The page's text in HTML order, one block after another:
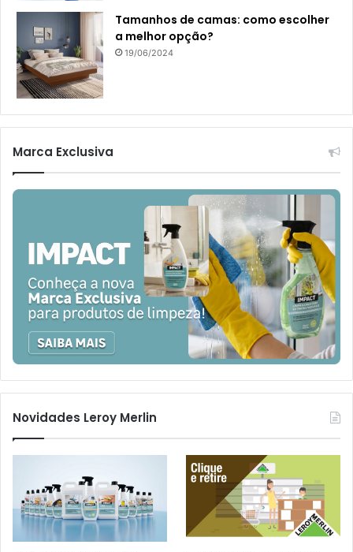
Tamanhos de camas: como escolher
a melhor opção?
19/06/2024
Marca Exclusiva
Novidades Leroy Merlin